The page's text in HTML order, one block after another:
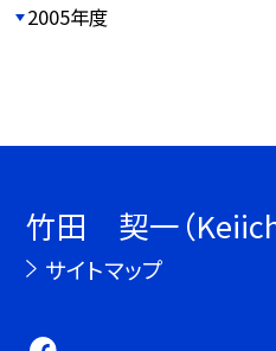
2005年度
竹田 契一（
サイトマップ